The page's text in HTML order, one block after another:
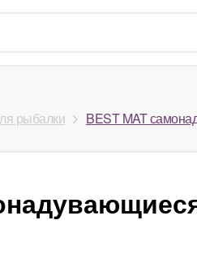
рыбалки BEST MAT